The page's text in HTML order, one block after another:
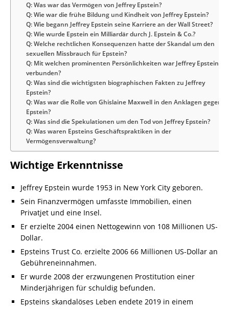
Q: Was war das Vermögen von Jeffrey Epstein?
Q: Wie war die frühe Bildung und Kindheit von Jeffrey Epstein?
Q: Wie begann Jeffrey Epstein seine Karriere an der Wall Street?
Q: Wie wurde Epstein ein Milliardär durch J. Epstein & Co.?
Q: Welche rechtlichen Konsequenzen hatte der Skandal um den
sexuellen Missbrauch für Epstein?
Q: Mit welchen prominenten Persönlichkeiten war Jeffrey Epstein
verbunden?
Q: Was sind die wichtigsten biographischen Fakten zu Jeffrey
Epstein?
Q: Was war die Rolle von Ghislaine Maxwell in den Anklagen gegen
Epstein?
Q: Was sind die Spekulationen um den Tod von Jeffrey Epstein?
Q: Was waren Epsteins Geschäftspraktiken in der
Vermögensverwaltung?
Wichtige Erkenntnisse
Jeffrey Epstein wurde 1953 in New York City geboren.
Sein Finanzvermögen umfasste Immobilien, einen
Privatjet und eine Insel.
Er erzielte 2004 einen Nettogewinn von 108 Millionen US-
Dollar.
Epsteins Trust Co. erzielte 2006 66 Millionen US-Dollar an
Gebühreneinnahmen.
Er wurde 2008 der erzwungenen Prostitution einer
Minderjährigen für schuldig befunden.
Epsteins skandalöses Leben endete 2019 in einem